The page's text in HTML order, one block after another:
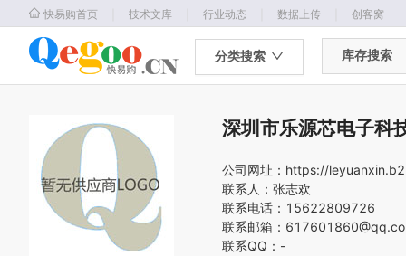
快易购首页 技术文库 行业动态 数据上传 创客窝
分类搜索 库存搜索
深圳市乐源芯电子科
公司网址： https://
联系人： 张志欢
联系电话： 15622809726
联系邮箱：
联系QQ： -